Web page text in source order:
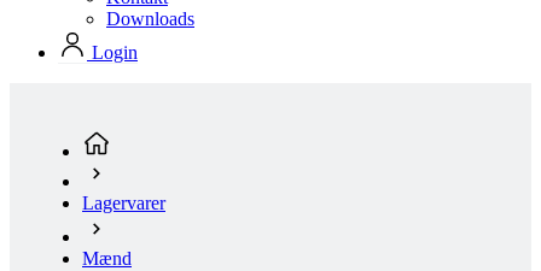
Downloads
Login
Lagervarer
Mænd